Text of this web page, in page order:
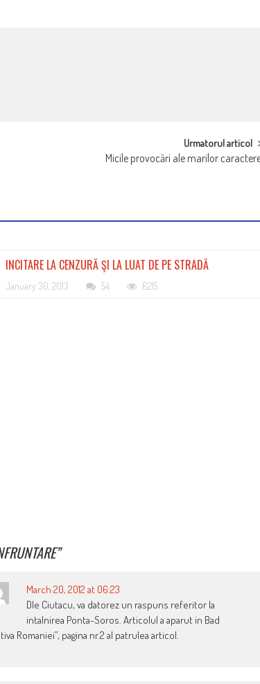
Urmatorul articol
Micile provocări ale marilor
INCITARE LA CENZURĂ ŞI LA LUAT DE PE STRADĂ
January 30, 2013 54 6215
”
March 20, 2012 at 06:23
Dle Ciutacu, va datorez un raspuns referitor la
intalnirea Ponta-Soros. Articolul a aparut in Bad
Romaniei”, pagina nr.2 al patrulea articol.